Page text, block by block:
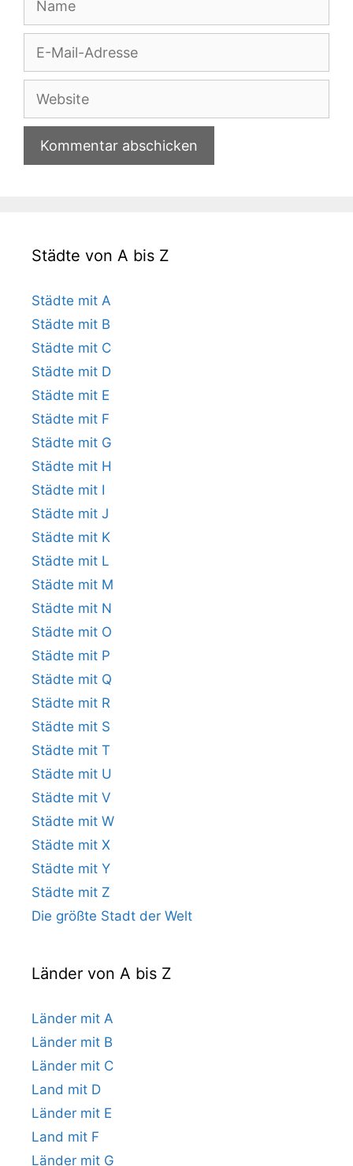
Adresse
Website
Städte von A bis Z
Städte mit A
Städte mit B
Städte mit C
Städte mit D
Städte mit E
Städte mit F
Städte mit G
Städte mit H
Städte mit I
Städte mit J
Städte mit K
Städte mit L
Städte mit M
Städte mit N
Städte mit O
Städte mit P
Städte mit Q
Städte mit R
Städte mit S
Städte mit T
Städte mit U
Städte mit V
Städte mit W
Städte mit X
Städte mit Y
Städte mit Z
Die größte Stadt der Welt
Länder von A bis Z
Länder mit A
Länder mit B
Länder mit C
Land mit D
Länder mit E
Land mit F
Länder mit G